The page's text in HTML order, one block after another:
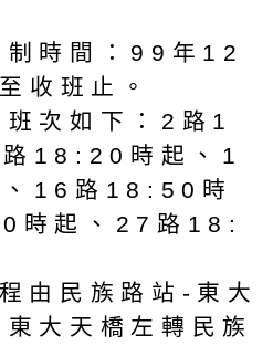
制時間：99年12
收班止。
班次如下：2路1
18:20時起、1
16路18:50時
時起、27路18:
由民族路站-東大
大天橋左轉民族